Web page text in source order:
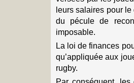
leurs salaires pour
du pécule de
imposable.
La loi de finances
qu’appliquée aux
rugby.